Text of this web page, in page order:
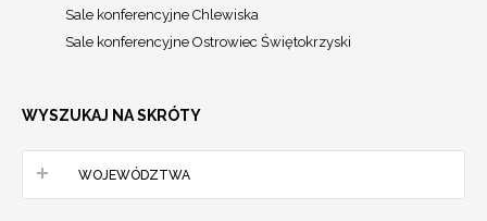
Sale konferencyjne Chlewiska
Sale konferencyjne Ostrowiec Świętokrzyski
WYSZUKAJ NA SKRÓTY
WOJEWÓDZTWA